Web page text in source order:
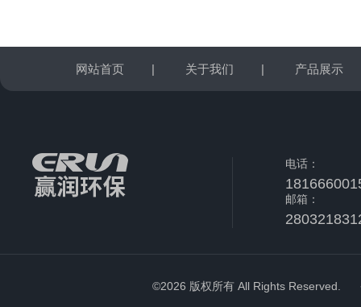
网站首页 | 关于我们 | 产品展示
电话：
邮箱：
©2026 版权所有 All Rights Reserved.